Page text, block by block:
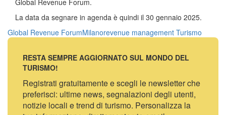
Global Revenue Forum.
La data da segnare in agenda è quindi il 30 gennaio 2025.
Global Revenue ForumMilanorevenue management Turismo
RESTA SEMPRE AGGIORNATO SUL MONDO DEL
TURISMO!
Registrati gratuitamente e scegli le newsletter che
preferisci: ultime news, segnalazioni degli utenti,
notizie locali e trend di turismo. Personalizza la